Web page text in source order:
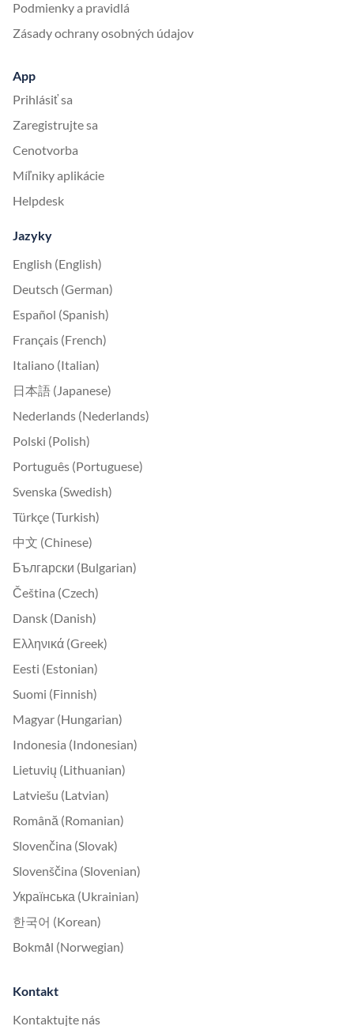
Podmienky a pravidlá
Zásady ochrany osobných údajov
App
Prihlásiť sa
Zaregistrujte sa
Cenotvorba
Míľniky aplikácie
Helpdesk
Jazyky
English (English)
Deutsch (German)
Español (Spanish)
Français (French)
Italiano (Italian)
日本語 (Japanese)
Nederlands (Nederlands)
Polski (Polish)
Português (Portuguese)
Svenska (Swedish)
Türkçe (Turkish)
中文 (Chinese)
Български (Bulgarian)
Čeština (Czech)
Dansk (Danish)
Ελληνικά (Greek)
Eesti (Estonian)
Suomi (Finnish)
Magyar (Hungarian)
Indonesia (Indonesian)
Lietuvių (Lithuanian)
Latviešu (Latvian)
Română (Romanian)
Slovenčina (Slovak)
Slovenščina (Slovenian)
Українська (Ukrainian)
한국어 (Korean)
Bokmål (Norwegian)
Kontakt
Kontaktujte nás